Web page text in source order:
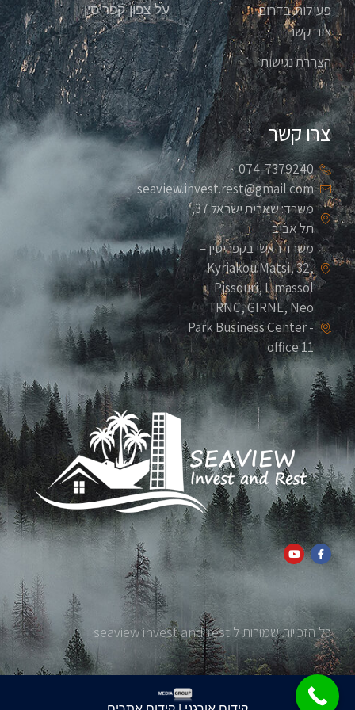
פעילות בדרום
צור קשר
הצהרת נגישות
על צפון קפריסין
צרו קשר
074-7379240
seaview.invest.rest@gmail.com
משרד: שארית ישראל 37,
תל אביב
משרד ראשי בקפריסין –
Kyriakou Matsi, 32,
Pissouri, Limassol
TRNC, GIRNE, Neo
Park Business Center -
office 11
כל הזכויות שמורות ל seaview invest and rest